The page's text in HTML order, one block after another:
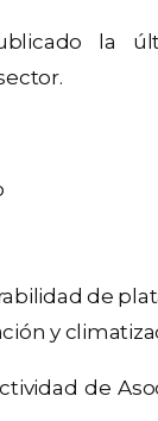
la
de
y
de